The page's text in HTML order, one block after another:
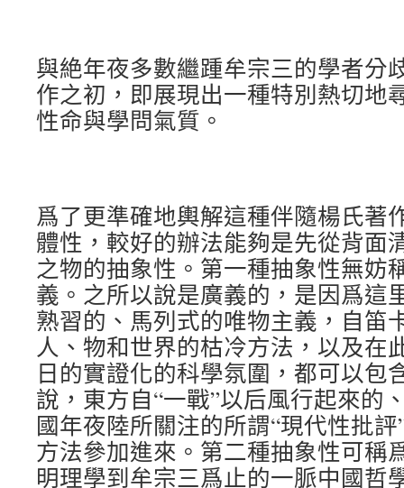
與絶年夜多數繼踵牟宗三的學者分
作之初，即展現出一種特別熱切地
性命與學問氣質。
爲了更準確地輿解這種伴隨楊氏著
體性，較好的辦法能夠是先從背面
之物的抽象性。第一種抽象性無妨
義。之所以說是廣義的，是因爲這
熟習的、馬列式的唯物主義，自笛
人、物和世界的枯冷方法，以及在
日的實證化的科學氛圍，都可以包
說，東方自“一戰”以后風行起來的
國年夜陸所關注的所謂“現代性批
方法參加進來。第二種抽象性可稱
明理學到牟宗三爲止的一脈中國哲